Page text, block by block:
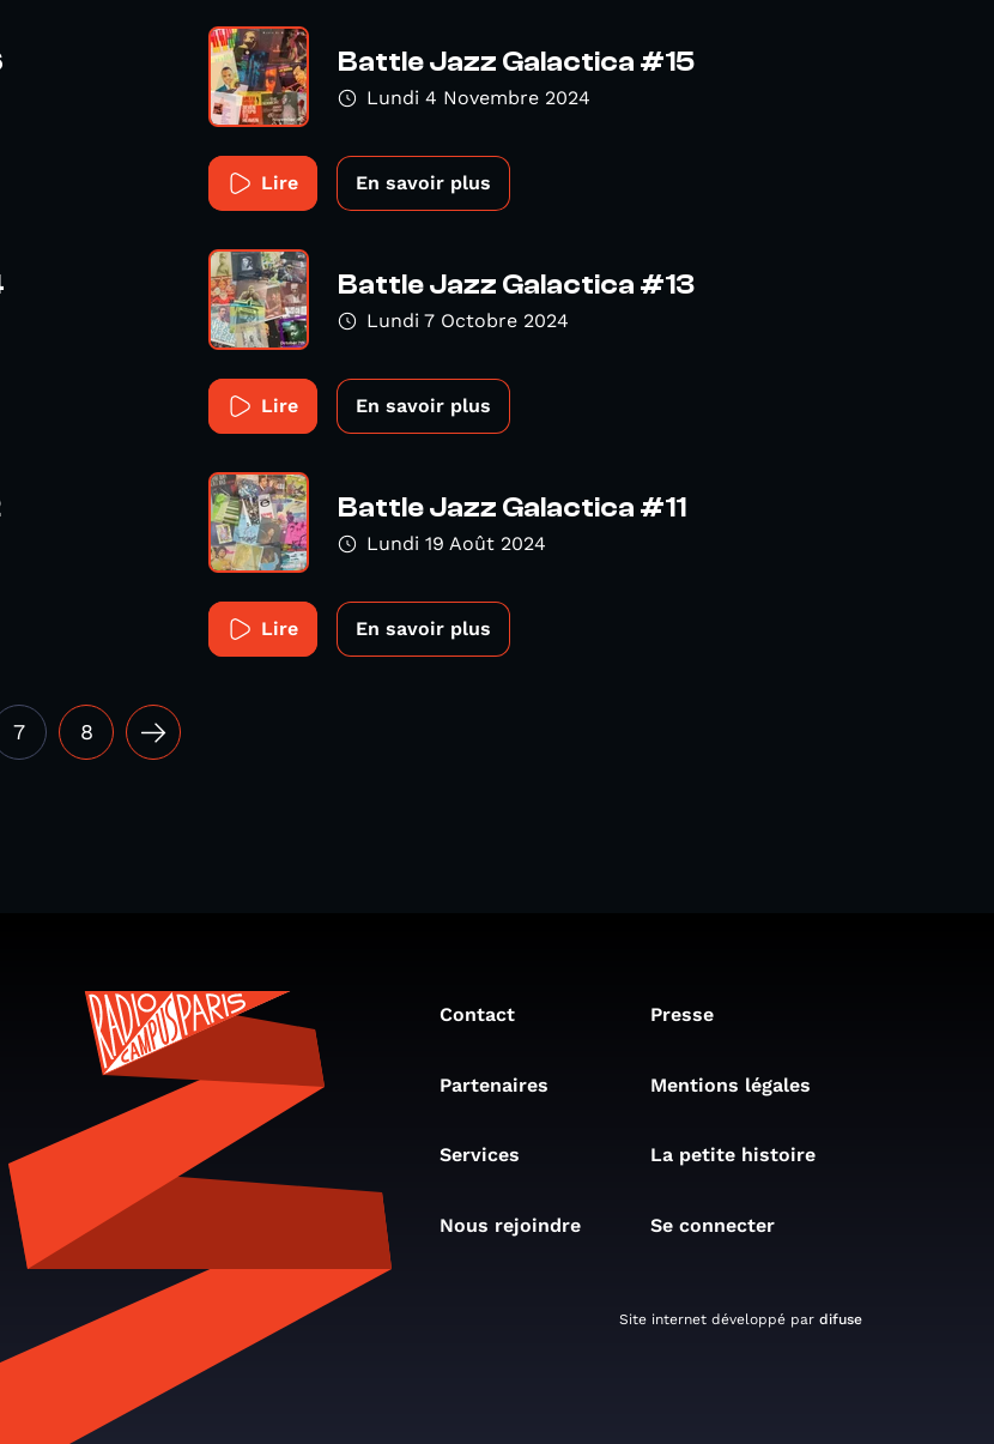
Battle Jazz Galactica #15
Lundi 4 Novembre 2024
Lire En savoir plus
Battle Jazz Galactica #13
Lundi 7 Octobre 2024
Lire En savoir plus
Battle Jazz Galactica #11
Lundi 19 Août 2024
Lire En savoir plus
7 8
Contact Presse
Partenaires Mentions légales
Services La petite histoire
Nous rejoindre Se connecter
Site internet développé par difuse